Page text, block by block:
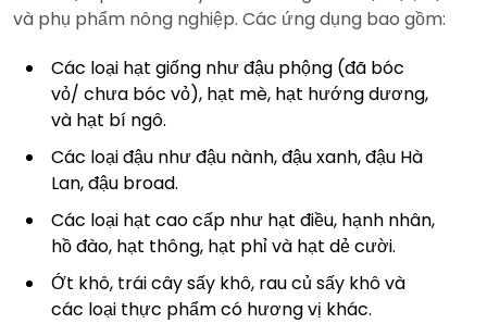
và phụ phẩm nông nghiệp. Các ứng dụng bao gồm:
Các loại hạt giống như đậu phộng (đã bóc
vỏ/ chưa bóc vỏ), hạt mè, hạt hướng dương,
và hạt bí ngô.
Các loại đậu như đậu nành, đậu xanh, đậu Hà
Lan, đậu broad.
Các loại hạt cao cấp như hạt điều, hạnh nhân,
hồ đào, hạt thông, hạt phỉ và hạt dẻ cười.
Ớt khô, trái cây sấy khô, rau củ sấy khô và
các loại thực phẩm có hương vị khác.